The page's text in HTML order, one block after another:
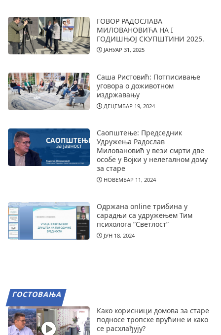
ГОВОР РАДОСЛАВА
МИЛОВАНОВИЋА НА I
ГОДИШЊОЈ СКУПШТИНИ 2025.
ЈАНУАР 31, 2025
Саша Ристовић: Потписивање
уговора о доживотном
издржавању
ДЕЦЕМБАР 19, 2024
Саопштење: Председник
Удружења Радослав
Миловановић у вези смрти две
особе у Војки у нелегалном дому
за старе
НОВЕМБАР 11, 2024
Одржана online трибина у
сарадњи са удружењем Тим
психолога ”Светлост”
ЈУН 18, 2024
ГОСТОВАЊА
Како корисници домова за старе
подносе тропске врућине и како
се расхлађују?